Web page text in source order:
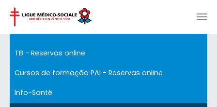
TB - Reservas online
Cursos de formação PAI - Reservas online
Info-Santé